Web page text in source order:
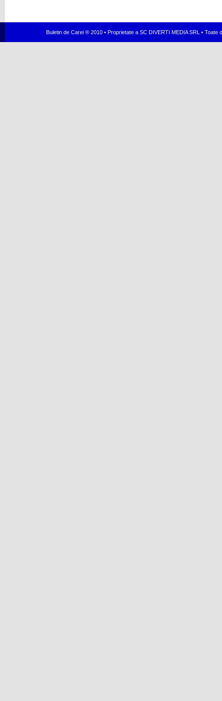
Buletin de Carei ® 2010 • Proprietate a SC DIVERTI MEDIA SRL •